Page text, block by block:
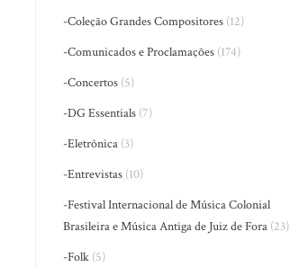
-Coleção Grandes Compositores (12)
-Comunicados e Proclamações (174)
-Concertos (5)
-DG Essentials (7)
-Eletrônica (3)
-Entrevistas (10)
-Festival Internacional de Música Colonial
Brasileira e Música Antiga de Juiz de Fora (23)
-Folk (5)